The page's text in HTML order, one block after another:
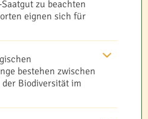
zu beachten
eignen sich für
bestehen zwischen
Biodiversität im